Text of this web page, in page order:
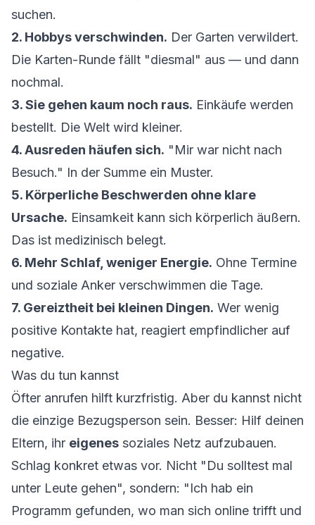
suchen.
2. Hobbys verschwinden. Der Garten verwildert.
Die Karten-Runde fällt "diesmal" aus — und dann
nochmal.
3. Sie gehen kaum noch raus. Einkäufe werden
bestellt. Die Welt wird kleiner.
4. Ausreden häufen sich. "Mir war nicht nach
Besuch." In der Summe ein Muster.
5. Körperliche Beschwerden ohne klare
Ursache. Einsamkeit kann sich körperlich äußern.
Das ist medizinisch belegt.
6. Mehr Schlaf, weniger Energie. Ohne Termine
und soziale Anker verschwimmen die Tage.
7. Gereiztheit bei kleinen Dingen. Wer wenig
positive Kontakte hat, reagiert empfindlicher auf
negative.
Was du tun kannst
Öfter anrufen hilft kurzfristig. Aber du kannst nicht
die einzige Bezugsperson sein. Besser: Hilf deinen
Eltern, ihr eigenes soziales Netz aufzubauen.
Schlag konkret etwas vor. Nicht "Du solltest mal
unter Leute gehen", sondern: "Ich hab ein
Programm gefunden, wo man sich online trifft und